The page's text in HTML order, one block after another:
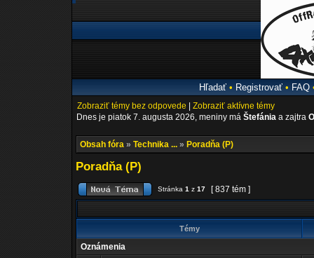
Hľadať• Registrovať• FAQ
Zobraziť témy bez odpovede
Zobraziť aktívne témy
Dnes je piatok 7. augusta 2026, meniny má Štefánia a zajtra
Obsah fóra » Technika ... » Poradňa (P)
Poradňa (P)
Stránka 1 z 17 [ 837 tém ]
Témy
Oznámenia